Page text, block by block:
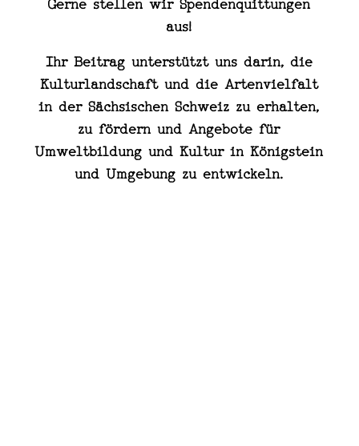
Gerne stellen wir Spendenquittungen
aus!
Ihr Beitrag unterstützt uns darin, die
Kulturlandschaft und die Artenvielfalt
in der Sächsischen Schweiz zu erhalten,
zu fördern und Angebote für
Umweltbildung und Kultur in Königstein
und Umgebung zu entwickeln.